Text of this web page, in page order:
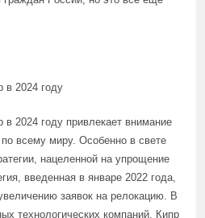
в 2024 году
в 2024 году привлекает внимание
всему миру. Особенно в свете
нацеленной на упрощение
введенная в январе 2022 года,
заявок на релокацию. В
технологических компаний. Кипр